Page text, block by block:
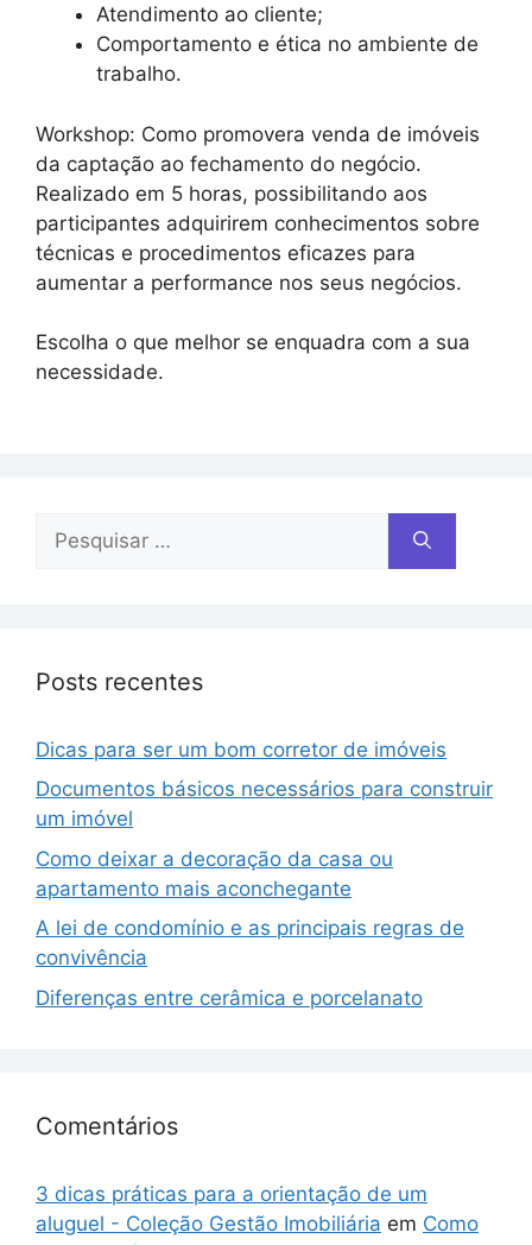
Atendimento ao cliente;
Comportamento e ética no ambiente de
trabalho.
Workshop: Como promovera venda de imóveis
da captação ao fechamento do negócio.
Realizado em 5 horas, possibilitando aos
participantes adquirirem conhecimentos sobre
técnicas e procedimentos eficazes para
aumentar a performance nos seus negócios.
Escolha o que melhor se enquadra com a sua
necessidade.
Posts recentes
Dicas para ser um bom corretor de imóveis
Documentos básicos necessários para construir
um imóvel
Como deixar a decoração da casa ou
apartamento mais aconchegante
A lei de condomínio e as principais regras de
convivência
Diferenças entre cerâmica e porcelanato
Comentários
3 dicas práticas para a orientação de um
aluguel - Coleção Gestão Imobiliária em Como